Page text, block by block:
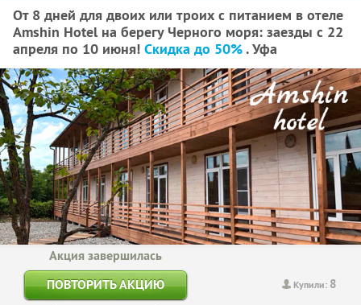
От 8 дней для двоих или троих с питанием в отеле
Amshin Hotel на берегу Черного моря: заезды с 22
апреля по 10 июня! Скидка до 50%. Уфа
Купили: 8
Акция завершилась
ПОВТОРИТЬ АКЦИЮ